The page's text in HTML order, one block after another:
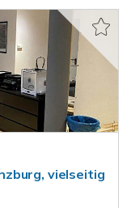
vielseitig